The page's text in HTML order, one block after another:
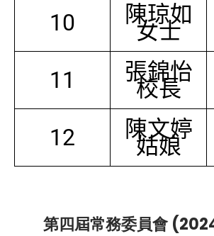
10 陳琼如
女士
11 張錦怡
校長
12 陳文婷
姑娘
第四屆常務委員會